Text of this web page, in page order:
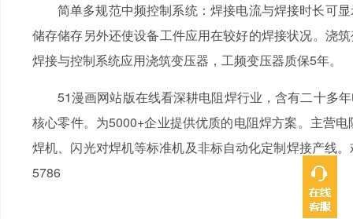
简单多规范中频控制系统：焊接电流与焊接时长可
储存储存另外还使设备工件应用在较好的焊接状况。浇筑
焊接与控制系统应用浇筑变压器，工频变压器质保5年。
51漫画网站版在线看深耕电阻焊行业，含有二十多年
核心零件。为5000+企业提供优质的电阻焊方案。主营电
焊机、闪光对焊机等标准机及非标自动化定制焊接产线
5786